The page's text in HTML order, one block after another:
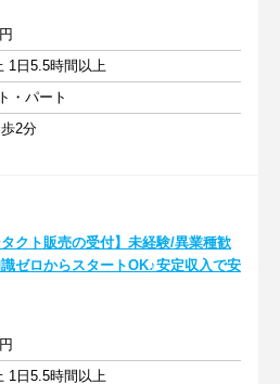
1日5.5時間以上
・パート
2分
タクト販売の受付】未経験/異業種歓
ゼロからスタートOK♪安定収入で安
1日5.5時間以上